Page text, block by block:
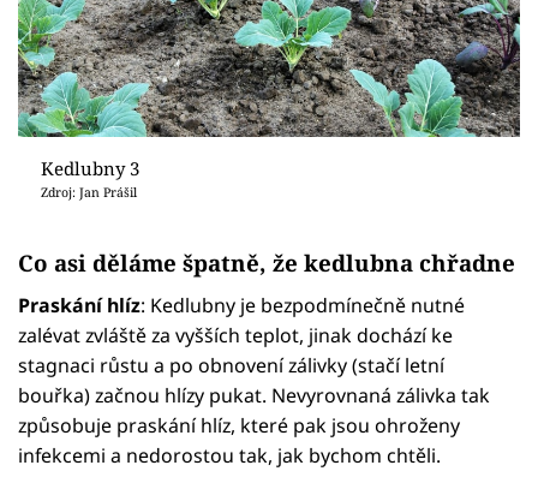
Kedlubny 3
Zdroj: Jan Prášil
Co asi děláme špatně, že kedlubna chřadne
Praskání hlíz: Kedlubny je bezpodmínečně nutné
zalévat zvláště za vyšších teplot, jinak dochází ke
stagnaci růstu a po obnovení zálivky (stačí letní
bouřka) začnou hlízy pukat. Nevyrovnaná zálivka tak
způsobuje praskání hlíz, které pak jsou ohroženy
infekcemi a nedorostou tak, jak bychom chtěli.